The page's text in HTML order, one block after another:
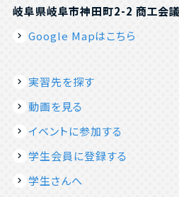
岐阜県岐阜市神田町2-2 商工会
Google Mapはこちら
実習先を探す
動画を見る
イベントに参加する
学生会員に登録する
学生さんへ